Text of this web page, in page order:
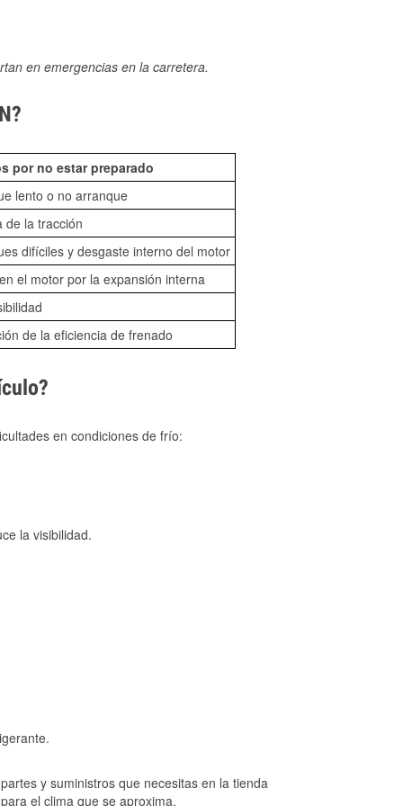
en emergencias en la carretera.
por no estar preparado
lento o no arranque
de la tracción
difíciles y desgaste interno del motor
el motor por la expansión interna
de la eficiencia de frenado
en condiciones de frío:
la visibilidad.
y suministros que necesitas en la tienda
el clima que se aproxima.